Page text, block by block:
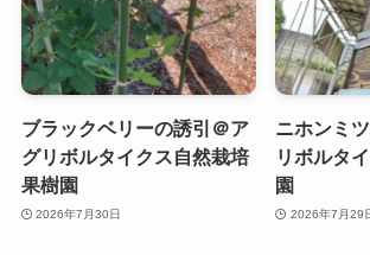
ブラックベリーの誘引＠ア
グリボルタイクス自然栽培
果樹園
2026年7月30日
ニホンミ
リボルタ
園
2026年7月29